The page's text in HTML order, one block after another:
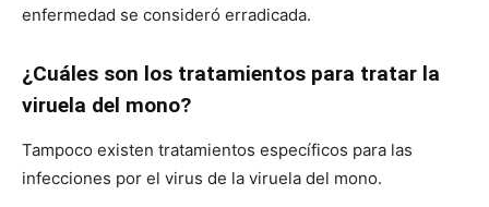
enfermedad se consideró erradicada.
¿Cuáles son los tratamientos para tratar la
viruela del mono?
Tampoco existen tratamientos específicos para las
infecciones por el virus de la viruela del mono.